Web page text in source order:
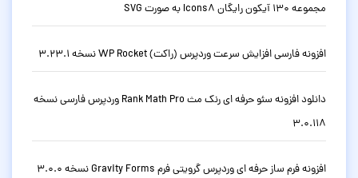
مجموعه 130 آیکون رایگان Icons8 به صورت SVG
افزونه فارسی افزایش سرعت وردپرس (راکت) WP Rocket نسخه 3.23.1
دانلود افزونه سئو حرفه ای رنک مث Rank Math Pro وردپرس فارسی نسخه
3.0.118
افزونه فرم ساز حرفه ای وردپرس گرویتی فرم Gravity Forms نسخه 3.0.0